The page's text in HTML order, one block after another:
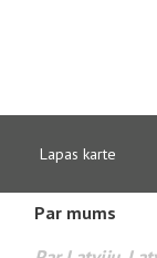
Lapas karte
Par mums